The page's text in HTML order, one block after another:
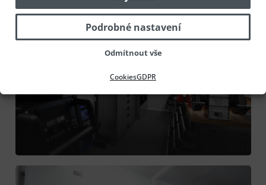
Odmítnout vše
Podrobné nastavení
CookiesGDPR